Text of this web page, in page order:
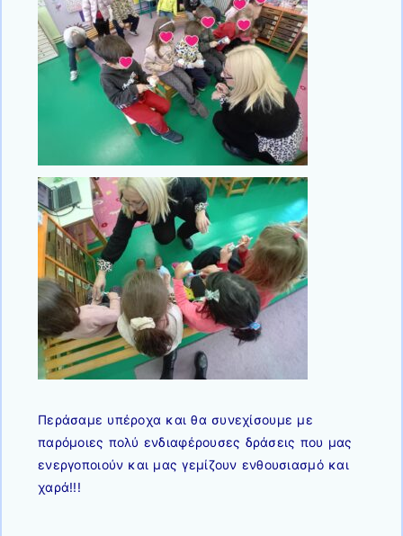
Περάσαμε υπέροχα και θα συνεχίσουμε με
παρόμοιες πολύ ενδιαφέρουσες δράσεις που μας
ενεργοποιούν και μας γεμίζουν ενθουσιασμό και
χαρά!!!